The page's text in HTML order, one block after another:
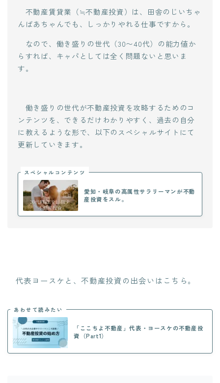
不動産賃貸業（≒不動産投資）は、田舎のじいちゃ
んばあちゃんでも、しっかりやれる仕事ですから。
なので、働き盛りの世代（30〜40代）の能力値か
らすれば、キャパとしては全く問題ないと思いま
す。
働き盛りの世代が不動産投資を攻略するためのコ
ンテンツを、できるだけわかりやすく、過去の自分
に教えるような形で、以下のスペシャルサイトにて
更新していきます。
スペシャルコンテンツ
愛知・岐阜の高属性サラリーマンが不動
産投資をスル。
代表ヨースケと、不動産投資の出会いはこちら。
あわせて読みたい
「ここちよ不動産」代表・ヨースケの不動産投
資（Part1）